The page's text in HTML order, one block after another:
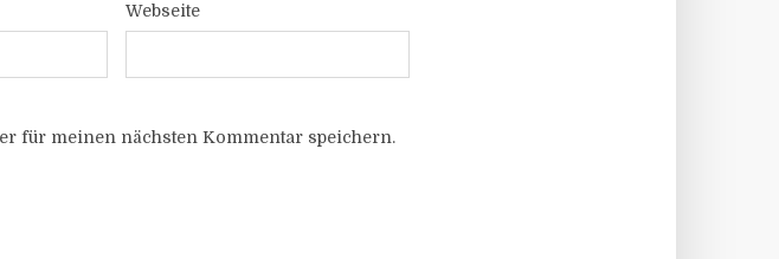
Webseite
für meinen nächsten Kommentar speichern.